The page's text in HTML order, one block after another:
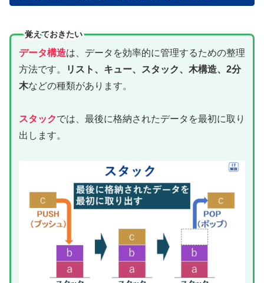
覚えておきたい
データ構造は、データを効率的に管理するための整理
方法です。
リスト、キュー、スタック、木構造、2分
木などの種類があります。
スタックでは、最後に格納されたデータを最初に取り
出します。